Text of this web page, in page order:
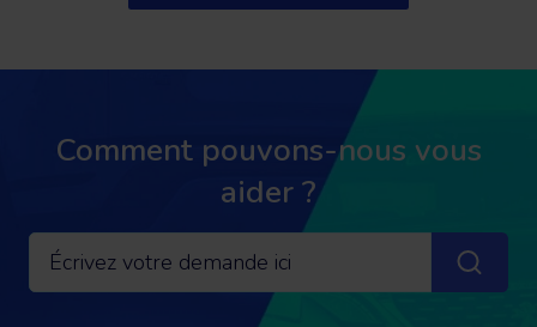
Comment pouvons-nous vous
aider ?